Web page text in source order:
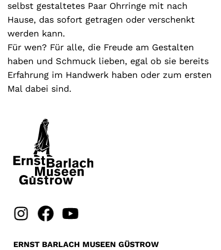
selbst gestaltetes Paar Ohrringe mit nach
Hause, das sofort getragen oder verschenkt
werden kann.
Für wen? Für alle, die Freude am Gestalten
haben und Schmuck lieben, egal ob sie bereits
Erfahrung im Handwerk haben oder zum ersten
Mal dabei sind.
ERNST BARLACH MUSEEN GÜSTROW